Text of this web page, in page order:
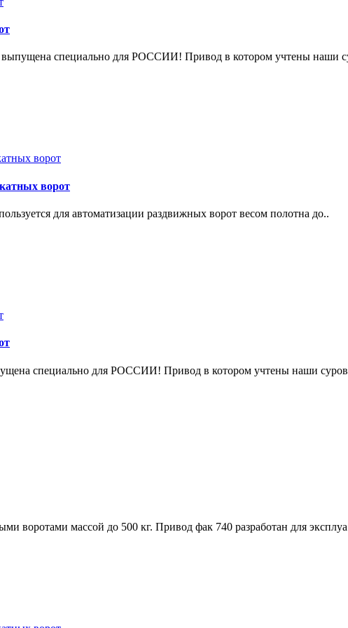
выпущена специально для РОССИИ! Привод в котором учтены наши
ворот
для автоматизации раздвижных ворот весом полотна до..
специально для РОССИИ! Привод в котором учтены наши
воротами массой до 500 кг. Привод фак 740 разработан для